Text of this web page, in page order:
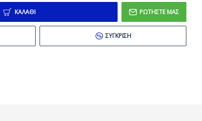
ΚΑΛΆΘΙ ΡΩΤΉΣΤΕ ΜΑΣ
ΣΎΓΚΡΙΣΗ